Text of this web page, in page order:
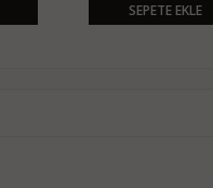
SEPETE EKLE